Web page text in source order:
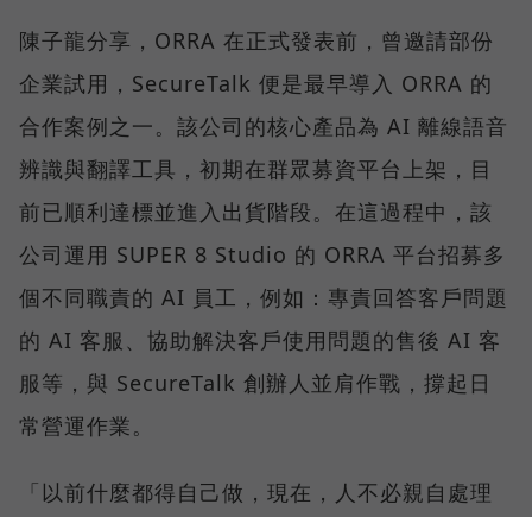
陳子龍分享，ORRA 在正式發表前，曾邀請部份
企業試用，SecureTalk 便是最早導入 ORRA 的
合作案例之一。該公司的核心產品為 AI 離線語音
辨識與翻譯工具，初期在群眾募資平台上架，目
前已順利達標並進入出貨階段。在這過程中，該
公司運用 SUPER 8 Studio 的 ORRA 平台招募多
個不同職責的 AI 員工，例如：專責回答客戶問題
的 AI 客服、協助解決客戶使用問題的售後 AI 客
服等，與 SecureTalk 創辦人並肩作戰，撐起日
常營運作業。
「以前什麼都得自己做，現在，人不必親自處理